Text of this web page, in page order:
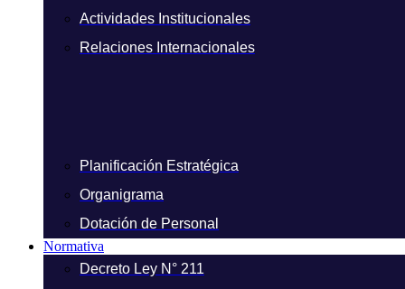
Actividades Institucionales
Relaciones Internacionales
Planificación Estratégica
Organigrama
Dotación de Personal
Normativa
Decreto Ley N° 211